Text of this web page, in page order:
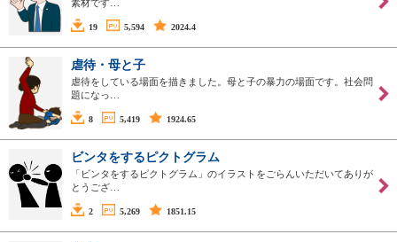
素材です…
19 5,594 2024.4
虐待・母と子
虐待をしている場面を描きました。母と子の暴力の場面です。社会問
題になっ…
8 5,419 1924.65
ビンタをするピクトグラム
「ビンタをするピクトグラム」のイラストをごらんいただいてありが
とうござ…
2 5,269 1851.15